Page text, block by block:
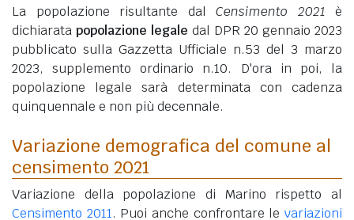
La popolazione risultante dal Censimento 2021 è
dichiarata popolazione legale dal DPR 20 gennaio 2023
pubblicato sulla Gazzetta Ufficiale n.53 del 3 marzo
2023, supplemento ordinario n.10. D'ora in poi, la
popolazione legale sarà determinata con cadenza
quinquennale e non più decennale.
Variazione demografica del comune al
censimento 2021
Variazione della popolazione di Marino rispetto al
Censimento 2011. Puoi anche confrontare levariazioni